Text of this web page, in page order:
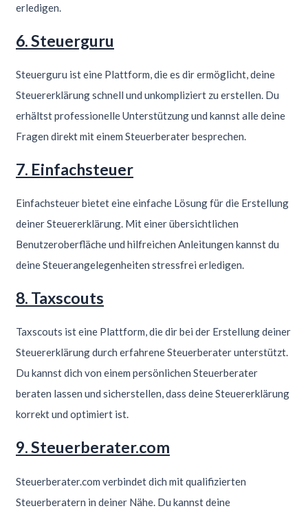
erledigen.
6. Steuerguru
Steuerguru ist eine Plattform, die es dir ermöglicht, deine
Steuererklärung schnell und unkompliziert zu erstellen. Du
erhältst professionelle Unterstützung und kannst alle deine
Fragen direkt mit einem Steuerberater besprechen.
7. Einfachsteuer
Einfachsteuer bietet eine einfache Lösung für die Erstellung
deiner Steuererklärung. Mit einer übersichtlichen
Benutzeroberfläche und hilfreichen Anleitungen kannst du
deine Steuerangelegenheiten stressfrei erledigen.
8. Taxscouts
Taxscouts ist eine Plattform, die dir bei der Erstellung deiner
Steuererklärung durch erfahrene Steuerberater unterstützt.
Du kannst dich von einem persönlichen Steuerberater
beraten lassen und sicherstellen, dass deine Steuererklärung
korrekt und optimiert ist.
9. Steuerberater.com
Steuerberater.com verbindet dich mit qualifizierten
Steuerberatern in deiner Nähe. Du kannst deine